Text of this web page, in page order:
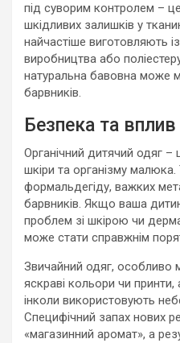
під суворим контролем –
шкідливих залишків у
найчастіше виготовляють
виробництва або
натуральна бавовна може
барвників.
Безпека та
Органічний дитячий одяг –
шкіри та організму малюка.
формальдегіду, важких
барвників. Якщо ваша
проблем зі шкірою чи
може стати справжнім
Звичайний одяг, особливо
яскраві кольори чи принти,
інколи використовують
Специфічний запах нових
«магазинний аромат», а